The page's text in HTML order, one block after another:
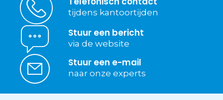
tijdens kantoortijden
Stuur een bericht
via de website
Stuur een e-mail
naar onze experts